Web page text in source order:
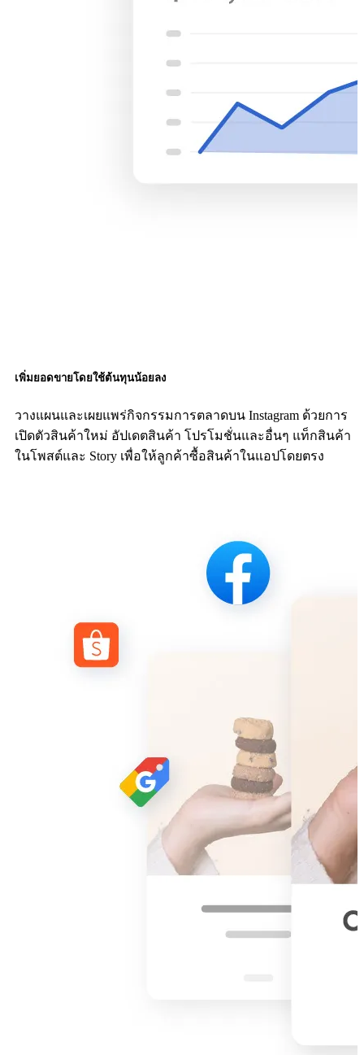
เพิ่มยอดขายโดยใช้ต้นทุนน้อยลง
วางแผนและเผยแพร่กิจกรรมการตลาดบน Instagram ด้วยการ
เปิดตัวสินค้าใหม่ อัปเดตสินค้า โปรโมชั่นและอื่นๆ แท็กสินค้า
ในโพสต์และ Story เพื่อให้ลูกค้าซื้อสินค้าในแอปโดยตรง